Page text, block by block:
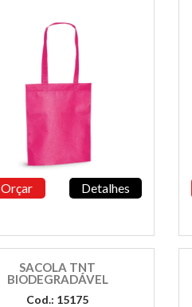
Orçar Detalhes
SACOLA TNT
BIODEGRADÁVEL
Cod.: 15175